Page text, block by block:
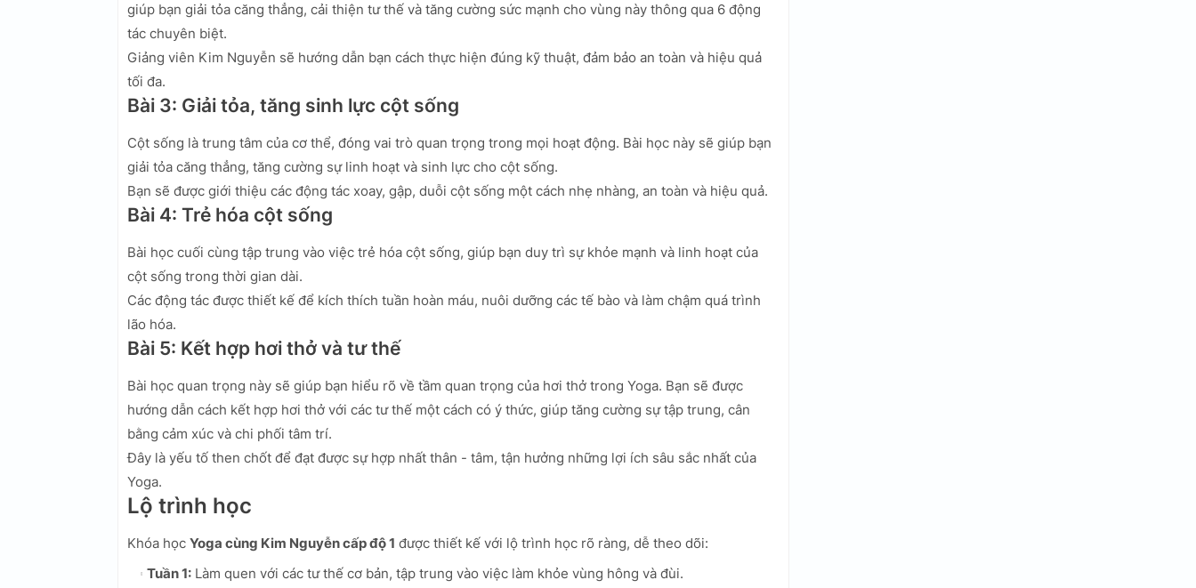
giúp bạn giải tỏa căng thẳng, cải thiện tư thế và tăng cường sức mạnh cho vùng này thông qua 6 động
tác chuyên biệt.
Giảng viên Kim Nguyễn sẽ hướng dẫn bạn cách thực hiện đúng kỹ thuật, đảm bảo an toàn và hiệu quả
tối đa.
Bài 3: Giải tỏa, tăng sinh lực cột sống
Cột sống là trung tâm của cơ thể, đóng vai trò quan trọng trong mọi hoạt động. Bài học này sẽ giúp bạn
giải tỏa căng thẳng, tăng cường sự linh hoạt và sinh lực cho cột sống.
Bạn sẽ được giới thiệu các động tác xoay, gập, duỗi cột sống một cách nhẹ nhàng, an toàn và hiệu quả.
Bài 4: Trẻ hóa cột sống
Bài học cuối cùng tập trung vào việc trẻ hóa cột sống, giúp bạn duy trì sự khỏe mạnh và linh hoạt của
cột sống trong thời gian dài.
Các động tác được thiết kế để kích thích tuần hoàn máu, nuôi dưỡng các tế bào và làm chậm quá trình
lão hóa.
Bài 5: Kết hợp hơi thở và tư thế
Bài học quan trọng này sẽ giúp bạn hiểu rõ về tầm quan trọng của hơi thở trong Yoga. Bạn sẽ được
hướng dẫn cách kết hợp hơi thở với các tư thế một cách có ý thức, giúp tăng cường sự tập trung, cân
bằng cảm xúc và chi phối tâm trí.
Đây là yếu tố then chốt để đạt được sự hợp nhất thân - tâm, tận hưởng những lợi ích sâu sắc nhất của
Yoga.
Lộ trình học
Khóa học Yoga cùng Kim Nguyễn cấp độ 1 được thiết kế với lộ trình học rõ ràng, dễ theo dõi:
Tuần 1: Làm quen với các tư thế cơ bản, tập trung vào việc làm khỏe vùng hông và đùi.